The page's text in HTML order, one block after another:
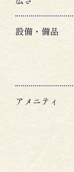
設備・備品
アメニティ